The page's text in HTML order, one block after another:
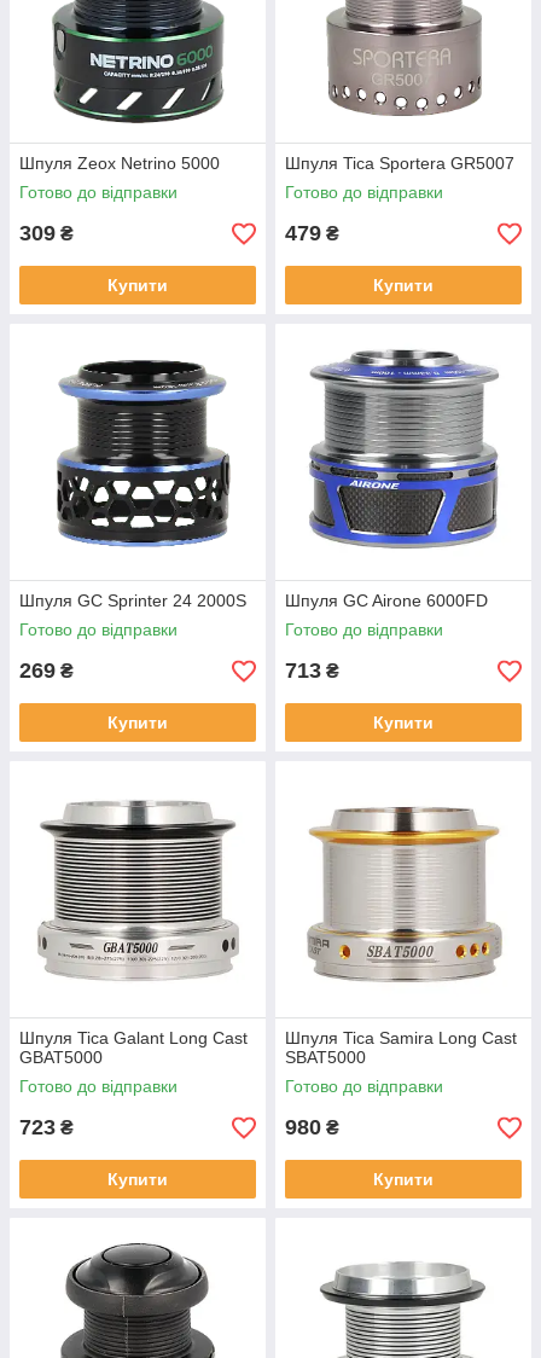
Шпуля Zeox Netrino 5000
Готово до відправки
309 ₴
Купити
Шпуля Tica Sportera GR5007
Готово до відправки
479 ₴
Купити
Шпуля GC Sprinter 24 2000S
Готово до відправки
269 ₴
Купити
Шпуля GC Airone 6000FD
Готово до відправки
713 ₴
Купити
Шпуля Tica Galant Long Cast
GBAT5000
Готово до відправки
723 ₴
Купити
Шпуля Tica Samira Long Cast
SBAT5000
Готово до відправки
980 ₴
Купити